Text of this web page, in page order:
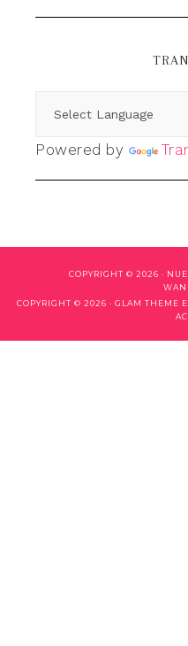
Powered by
COPYRIGHT © 2026 ·
COPYRIGHT © 2026 · GLAM THEME